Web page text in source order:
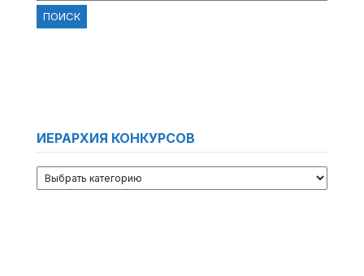
ИЕРАРХИЯ КОНКУРСОВ